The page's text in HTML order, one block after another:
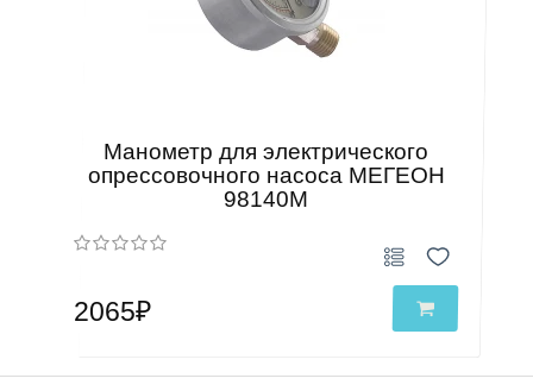
Манометр для электрического
опрессовочного насоса МЕГЕОН
98140М
2065₽